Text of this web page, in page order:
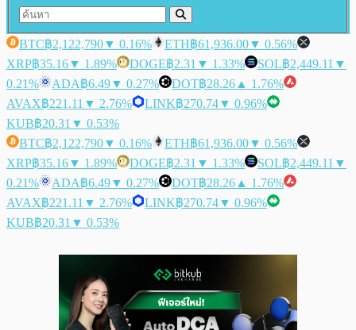
BTC฿2,122,790▼ 0.16% ETH฿61,936.00▼ 0.56%
XRP฿35.16▼ 1.89% DOGE฿2.31 ▼ 1.33% SOL฿2,449.11 ▼
0.21%
ADA฿6.49▼ 0.27% DOT฿28.26 ▲ 1.76%
AVAX฿221.11 ▼ 2.76% LINK฿270.74▼ 0.96%
KUB฿20.31 ▼ 0.53%
BTC฿2,122,790▼ 0.16% ETH฿61,936.00▼ 0.56%
XRP฿35.16▼ 1.89% DOGE฿2.31 ▼ 1.33% SOL฿2,449.11 ▼
0.21%
ADA฿6.49▼ 0.27% DOT฿28.26 ▲ 1.76%
AVAX฿221.11 ▼ 2.76% LINK฿270.74▼ 0.96%
KUB฿20.31 ▼ 0.53%